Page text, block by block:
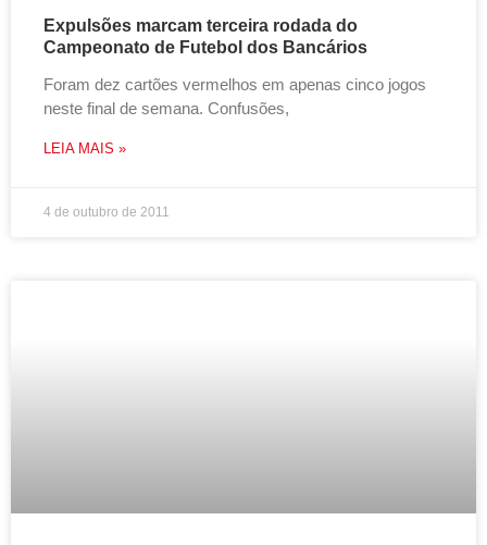
Expulsões marcam terceira rodada do
Campeonato de Futebol dos Bancários
Foram dez cartões vermelhos em apenas cinco jogos
neste final de semana. Confusões,
LEIA MAIS »
4 de outubro de 2011